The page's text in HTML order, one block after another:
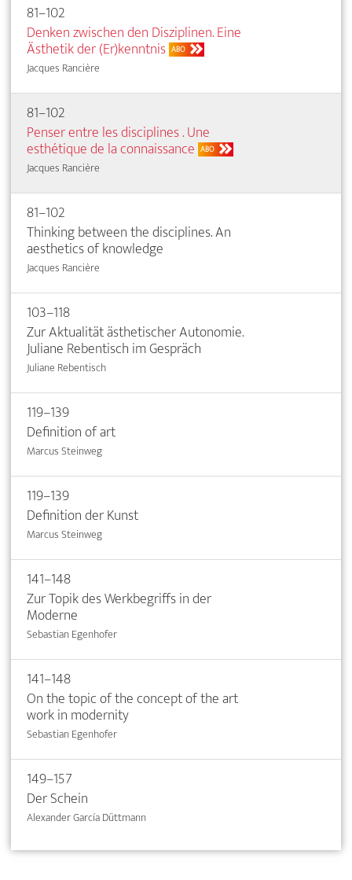
81–102
Denken zwischen den Disziplinen. Eine
Ästhetik der (Er)kenntnis ABO
Jacques Rancière
81–102
Penser entre les disciplines . Une
esthétique de la connaissance ABO
Jacques Rancière
81–102
Thinking between the disciplines. An
aesthetics of knowledge
Jacques Rancière
103–118
Zur Aktualität ästhetischer Autonomie.
Juliane Rebentisch im Gespräch
Juliane Rebentisch
119–139
Definition of art
Marcus Steinweg
119–139
Definition der Kunst
Marcus Steinweg
141–148
Zur Topik des Werkbegriffs in der
Moderne
Sebastian Egenhofer
141–148
On the topic of the concept of the art
work in modernity
Sebastian Egenhofer
149–157
Der Schein
Alexander García Düttmann